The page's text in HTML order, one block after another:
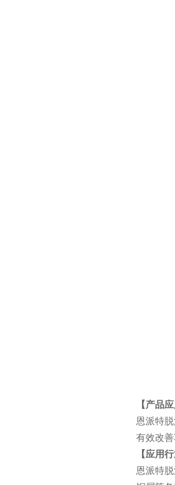
【产品
恩派特
有效改
【应用
恩派特